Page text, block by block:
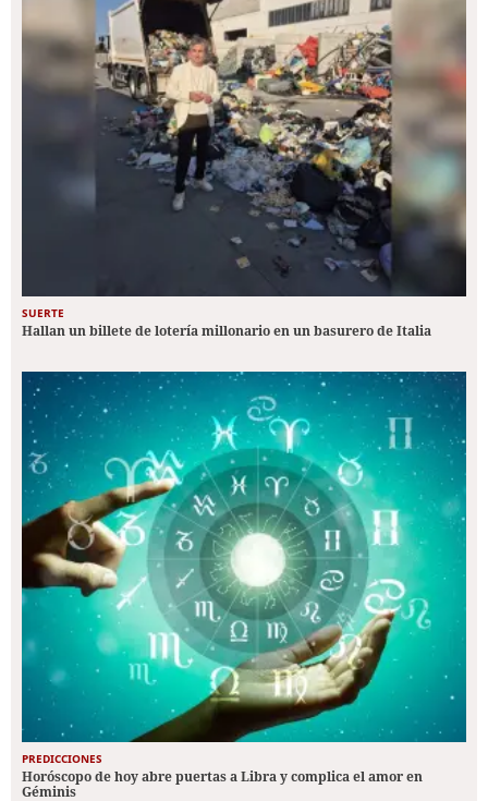
SUERTE
Hallan un billete de lotería millonario en un basurero de Italia
PREDICCIONES
Horóscopo de hoy abre puertas a Libra y complica el amor en
Géminis